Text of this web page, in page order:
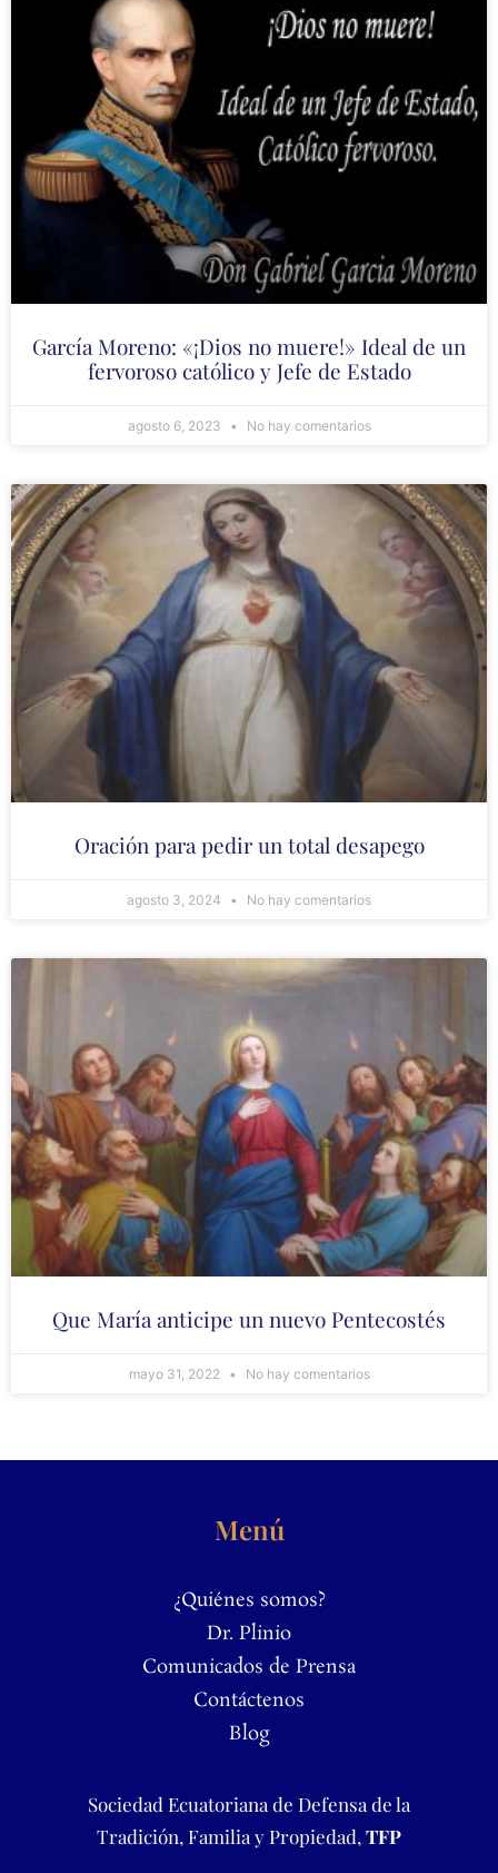
García Moreno: «¡Dios no muere!» Ideal de un
fervoroso católico y Jefe de Estado
agosto 6, 2023 No hay comentarios
Oración para pedir un total desapego
agosto 3, 2024 No hay comentarios
Que María anticipe un nuevo Pentecostés
mayo 31, 2022 No hay comentarios
Menú
¿Quiénes somos?
Dr. Plinio
Comunicados de Prensa
Contáctenos
Blog
Sociedad Ecuatoriana de Defensa de la
Tradición, Familia y Propiedad, TFP